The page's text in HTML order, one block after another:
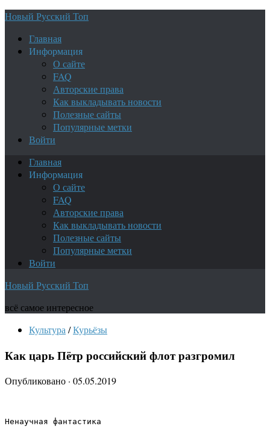
Новый Русский Топ
Главная
Информация
О сайте
FAQ
Авторские права
Как выкладывать новости
Полезные сайты
Популярные метки
Войти
Главная
Информация
О сайте
FAQ
Авторские права
Как выкладывать новости
Полезные сайты
Популярные метки
Войти
Новый Русский Топ
всё самое интересное
Культура /Курьёзы
Как царь Пётр российский флот разгромил
Опубликовано · 05.05.2019
Ненаучная фантастика